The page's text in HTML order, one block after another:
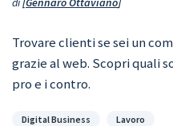
Trovare clienti se sei un
grazie al web. Scopri quali
pro e i contro.
Categorie
Digital Business Lavoro